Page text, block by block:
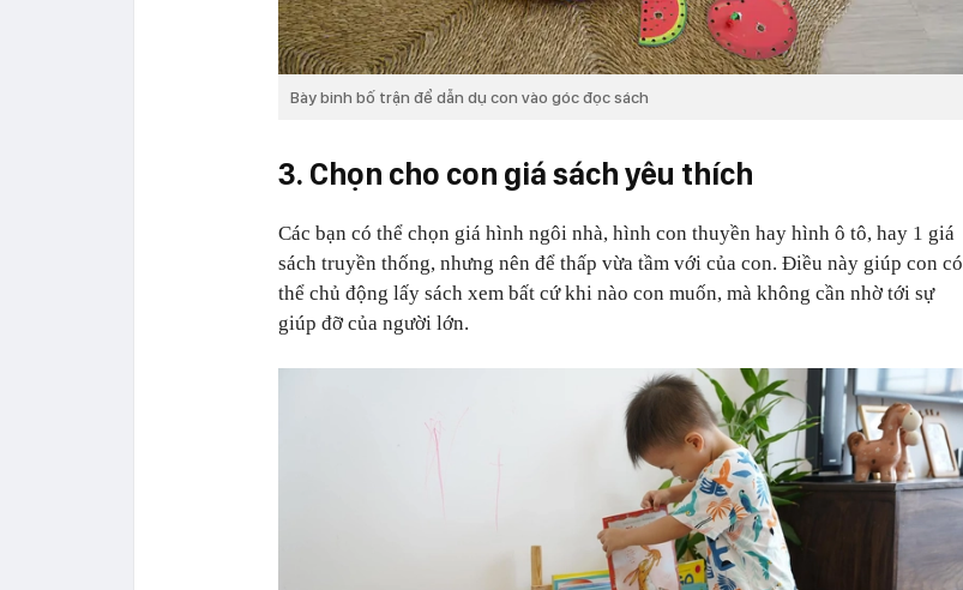
Bày binh bố trận để dẫn dụ con vào góc đọc sách
3. Chọn cho con giá sách yêu thích
Các bạn có thể chọn giá hình ngôi nhà, hình con thuyền hay hình ô tô, hay 1 giá
sách truyền thống, nhưng nên để thấp vừa tầm với của con. Điều này giúp con có
thể chủ động lấy sách xem bất cứ khi nào con muốn, mà không cần nhờ tới sự
giúp đỡ của người lớn.